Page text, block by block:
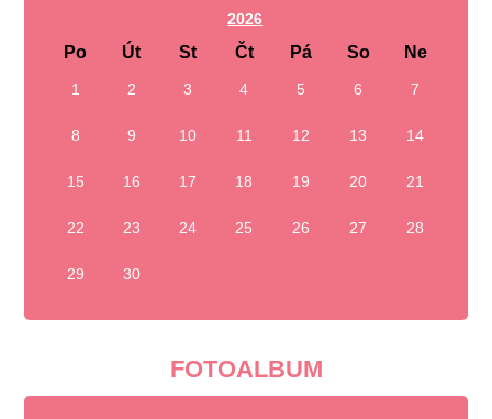
2026
Po Út St Čt Pá So Ne
1 2 3 4 5 6 7
8 9 10 11 12 13 14
15 16 17 18 19 20 21
22 23 24 25 26 27 28
29 30
FOTOALBUM